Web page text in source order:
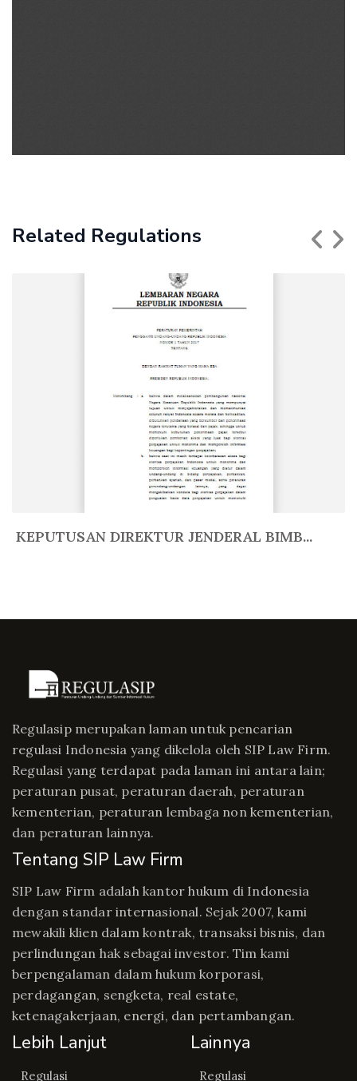
Related Regulations
KEPUTUSAN DIREKTUR JENDERAL BIMB...
In Lain-Lain
Regulasip merupakan laman untuk pencarian
regulasi Indonesia yang dikelola oleh SIP Law Firm.
Regulasi yang terdapat pada laman ini antara lain;
peraturan pusat, peraturan daerah, peraturan
kementerian, peraturan lembaga non kementerian,
dan peraturan lainnya.
Tentang SIP Law Firm
SIP Law Firm adalah kantor hukum di Indonesia
dengan standar internasional. Sejak 2007, kami
mewakili klien dalam kontrak, transaksi bisnis, dan
perlindungan hak sebagai investor. Tim kami
berpengalaman dalam hukum korporasi,
perdagangan, sengketa, real estate,
ketenagakerjaan, energi, dan pertambangan.
Lebih Lanjut
Regulasi
Lainnya
Regulasi